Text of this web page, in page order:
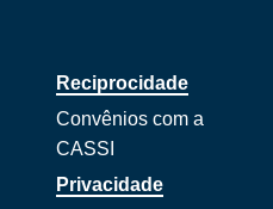
Reciprocidade
Convênios com a
CASSI
Privacidade